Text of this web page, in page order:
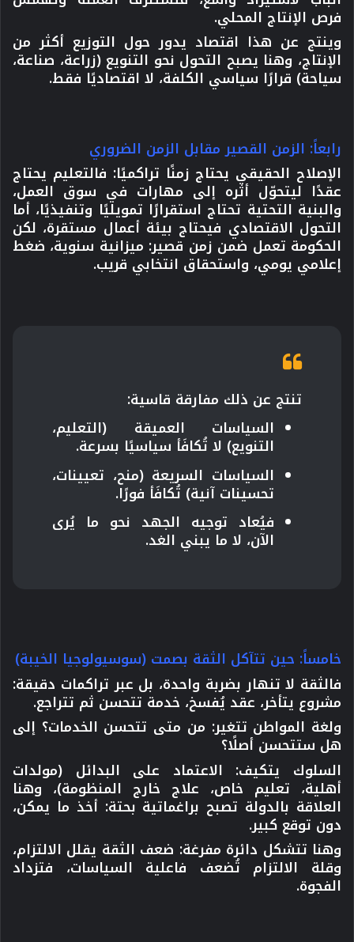
فرص الإنتاج المحلي.
وينتج عن هذا اقتصاد يدور حول التوزيع أكثر من
الإنتاج، وهنا يصبح التحول نحو التنويع (زراعة، صناعة،
سياحة) قرارًا سياسي الكلفة، لا اقتصاديًا فقط.
رابعاً: الزمن القصير مقابل الزمن الضروري
الإصلاح الحقيقي يحتاج زمنًا تراكميًا: فالتعليم يحتاج
عقدًا ليتحوّل أثره إلى مهارات في سوق العمل،
والبنية التحتية تحتاج استقرارًا تمويليًا وتنفيذيًا، أما
التحول الاقتصادي فيحتاج بيئة أعمال مستقرة، لكن
الحكومة تعمل ضمن زمن قصير: ميزانية سنوية، ضغط
إعلامي يومي، واستحقاق انتخابي قريب.
تنتج عن ذلك مفارقة قاسية:
السياسات العميقة (التعليم،
التنويع) لا تُكافَأ سياسيًا بسرعة.
السياسات السريعة (منح، تعيينات،
تحسينات آنية) تُكافَأ فورًا.
فيُعاد توجيه الجهد نحو ما يُرى
الآن، لا ما يبني الغد.
خامساً: حين تتآكل الثقة بصمت (سوسيولوجيا الخيبة)
فالثقة لا تنهار بضربة واحدة، بل عبر تراكمات دقيقة:
مشروع يتأخر، عقد يُفسخ، خدمة تتحسن ثم تتراجع.
ولغة المواطن تتغير: من متى تتحسن الخدمات؟ إلى
هل ستتحسن أصلًا؟
السلوك يتكيف: الاعتماد على البدائل (مولدات
أهلية، تعليم خاص، علاج خارج المنظومة)، وهنا
العلاقة بالدولة تصبح براغماتية بحتة: أخذ ما يمكن،
دون توقع كبير.
وهنا تتشكل دائرة مفرغة: ضعف الثقة يقلل الالتزام،
وقلة الالتزام تُضعف فاعلية السياسات، فتزداد
الفجوة.